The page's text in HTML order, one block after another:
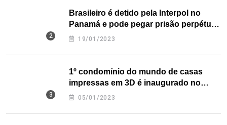
Brasileiro é detido pela Interpol no
Panamá e pode pegar prisão perpétua
nos EUA
19/01/2023
1º condomínio do mundo de casas
impressas em 3D é inaugurado no
Texas
05/01/2023